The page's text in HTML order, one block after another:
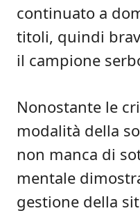
continuato a
titoli, quindi
il campione
Nonostante le
modalità della
non manca di
mentale
gestione della